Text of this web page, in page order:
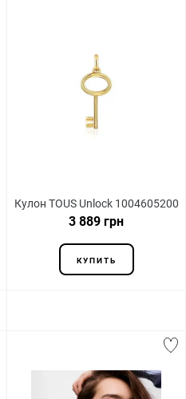
Кулон TOUS Unlock 1004605200
3 889 грн
КУПИТЬ